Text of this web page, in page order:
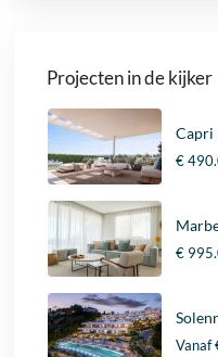
Projecten in de kijker
Capri
€
€
Vanaf